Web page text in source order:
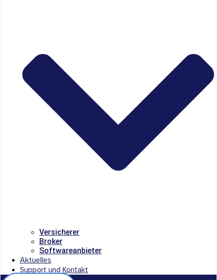
Versicherer
Broker
Softwareanbieter
Aktuelles
Support und Kontakt